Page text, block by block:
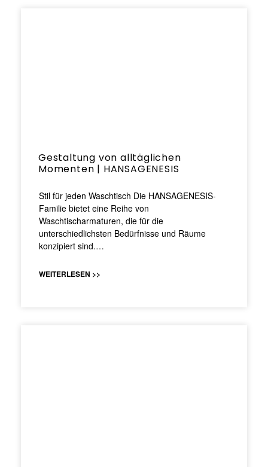
Gestaltung von alltäglichen
Momenten | HANSAGENESIS
Stil für jeden Waschtisch Die HANSAGENESIS-
Familie bietet eine Reihe von
Waschtischarmaturen, die für die
unterschiedlichsten Bedürfnisse und Räume
konzipiert sind.…
WEITERLESEN >>